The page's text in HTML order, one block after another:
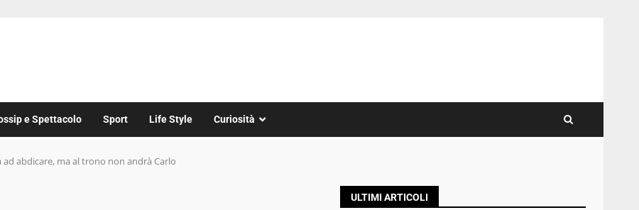
e Spettacolo Sport Life Style Curiosità
ad abdicare, ma al trono non andrà Carlo
ULTIMI ARTICOLI